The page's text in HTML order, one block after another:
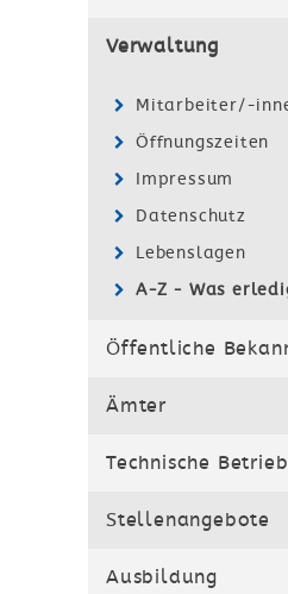
Verwaltung
Mitarbeiter/-
Öffnungszeiten
Impressum
Datenschutz
Lebenslagen
A-Z - Was
Öffentliche
Ämter
Technische
Stellenangebote
Ausbildung